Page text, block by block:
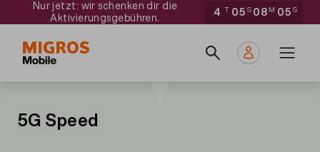
Direkt
zum
Inhalt
Navigate
to
home
page
Nur jetzt: wir schenken dir die
Aktivierungsgebühren.
4 T 05 S 08 M 05 S
navigation
5G Speed